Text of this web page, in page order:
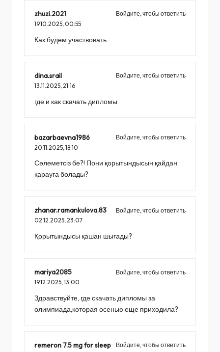
zhuzi.2021
Войдите, чтобы ответить
19.10.2025, 00:55
Как будем участвовать
dina.srail
Войдите, чтобы ответить
13.11.2025, 21:16
где и как скачать дипломы
bazarbaevna1986
Войдите, чтобы ответить
20.11.2025, 18:10
Сәлеметсіз бе?! Пони қорытындысын қайдан
қарауға болады?
zhanar.ramankulova.83
Войдите, чтобы ответить
02.12.2025,23:07
Қорытындысы қашан шығады?
mariya2085
Войдите, чтобы ответить
19.12.2025,13:00
Здравствуйте, где скачать дипломы за
олимпиада,которая осенью еще приходила?
remeron 7.5 mg for sleep
Войдите, чтобы ответить